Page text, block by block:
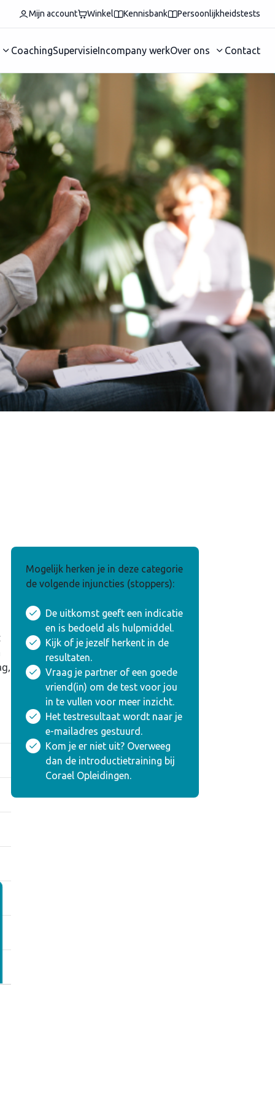
Mijn account Winkel Kennisbank Persoonlijkheidstests
CoachingSupervisieIncompany werkOver ons Contact
Mogelijk herken je in deze categorie
de volgende injuncties (stoppers):
De uitkomst geeft een indicatie
en is bedoeld als hulpmiddel.
Kijk of je jezelf herkent in de
resultaten.
Vraag je partner of een goede
vriend(in) om de test voor jou
in te vullen voor meer inzicht.
Het testresultaat wordt naar je
e-mailadres gestuurd.
Kom je er niet uit? Overweeg
dan de introductietraining bij
Corael Opleidingen.